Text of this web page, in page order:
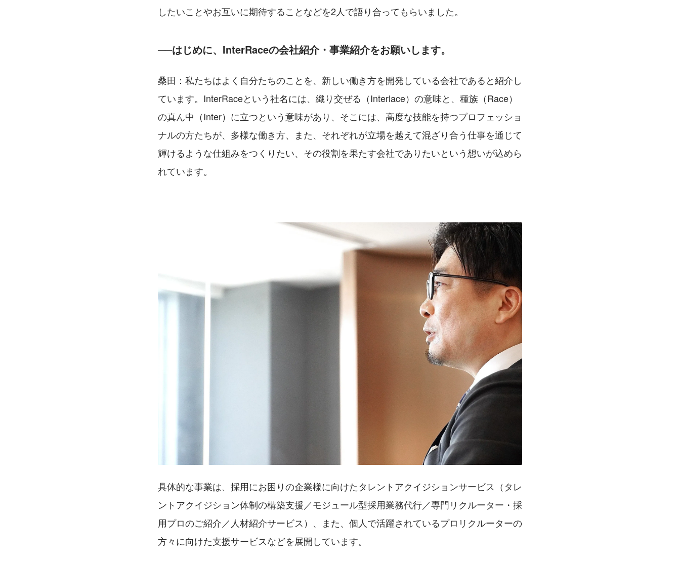
したいことやお互いに期待することなどを2人で語り合ってもらいました。
──はじめに、InterRaceの会社紹介・事業紹介をお願いします。
桑田：私たちはよく自分たちのことを、新しい働き方を開発している会社であると紹介し
ています。InterRaceという社名には、織り交ぜる（Interlace）の意味と、種族（Race）
の真ん中（Inter）に立つという意味があり、そこには、高度な技能を持つプロフェッショ
ナルの方たちが、多様な働き方、また、それぞれが立場を越えて混ざり合う仕事を通じて
輝けるような仕組みをつくりたい、その役割を果たす会社でありたいという想いが込めら
れています。
具体的な事業は、採用にお困りの企業様に向けたタレントアクイジションサービス（タレ
ントアクイジション体制の構築支援／モジュール型採用業務代行／専門リクルーター・採
用プロのご紹介／人材紹介サービス）、また、個人で活躍されているプロリクルーターの
方々に向けた支援サービスなどを展開しています。